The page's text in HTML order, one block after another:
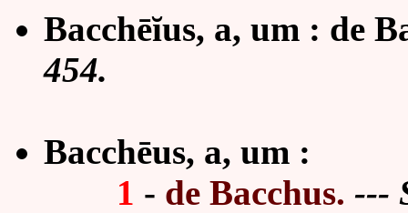
Bacchēĭus, a, um : de
454.
Bacchēus, a, um :
1 - de Bacchus. ---